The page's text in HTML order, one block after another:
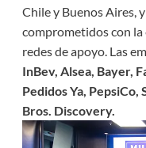
Chile y Buenos Aires,
comprometidos con la
redes de apoyo. Las
InBev, Alsea, Bayer,
Pedidos Ya,
Bros. Discovery.